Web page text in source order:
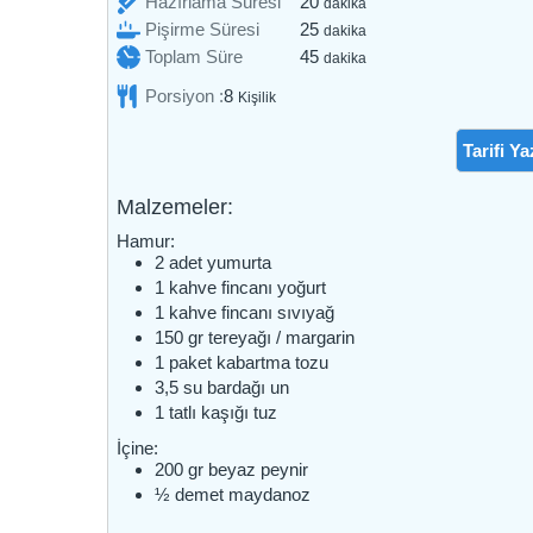
dakika
Pişirme Süresi 25dakika
dakika
Toplam Süre 45dakika
dakika
Porsiyon :8 Kişilik
Tarifi
Malzemeler:
Hamur:
2 adet yumurta
1 kahve fincanı yoğurt
1 kahve fincanı sıvıyağ
150 gr tereyağı / margarin
1 paket kabartma tozu
3,5 su bardağı un
1 tatlı kaşığı tuz
İçine:
200 gr beyaz peynir
½demet maydanoz